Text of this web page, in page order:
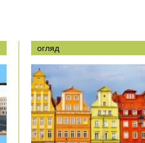
огляд